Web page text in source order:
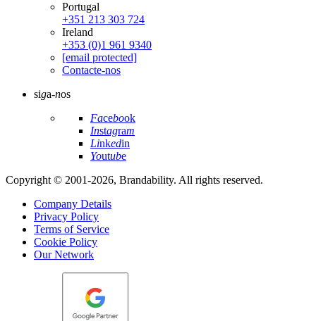
Portugal
+351 213 303 724
Ireland
+353 (0)1 961 9340
[email protected]
Contacte-nos
siga-nos
Facebook
Instagram
Linkedin
Youtube
Copyright © 2001-2026, Brandability. All rights reserved.
Company Details
Privacy Policy
Terms of Service
Cookie Policy
Our Network